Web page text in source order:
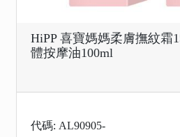
HiPP 喜寶媽媽柔膚撫紋霜
體按摩油100ml
代碼: AL90905-